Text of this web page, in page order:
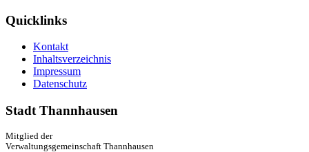
Quicklinks
Kontakt
Inhaltsverzeichnis
Impressum
Datenschutz
Stadt Thannhausen
Mitglied der
Verwaltungsgemeinschaft Thannhausen